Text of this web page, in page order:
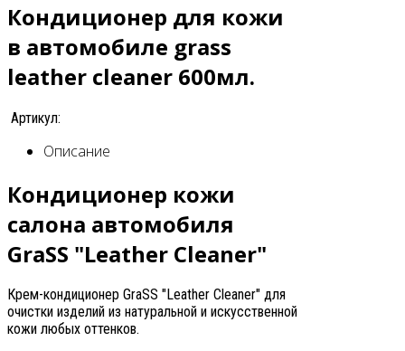
Кондиционер для кожи
в автомобиле grass
leather cleaner 600мл.
Артикул:
Описание
Кондиционер кожи
салона автомобиля
GraSS "Leather Cleaner"
Крем-кондиционер GraSS "Leather Cleaner" для
очистки изделий из натуральной и искусственной
кожи любых оттенков.